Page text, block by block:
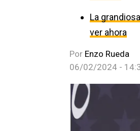
La
ver ahora
Por Enzo Rueda
06/02/2024 -